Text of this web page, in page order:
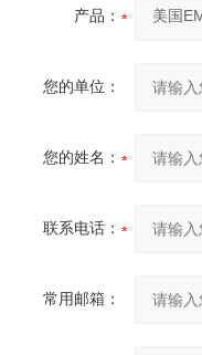
产品：
您的单位：
您的姓名：
联系电话：
常用邮箱：